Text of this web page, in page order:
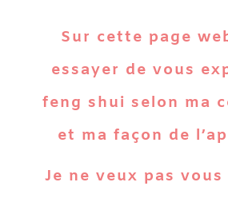
Sur cette page
essayer de vous
feng shui selon ma
et ma façon de
Je ne veux pas